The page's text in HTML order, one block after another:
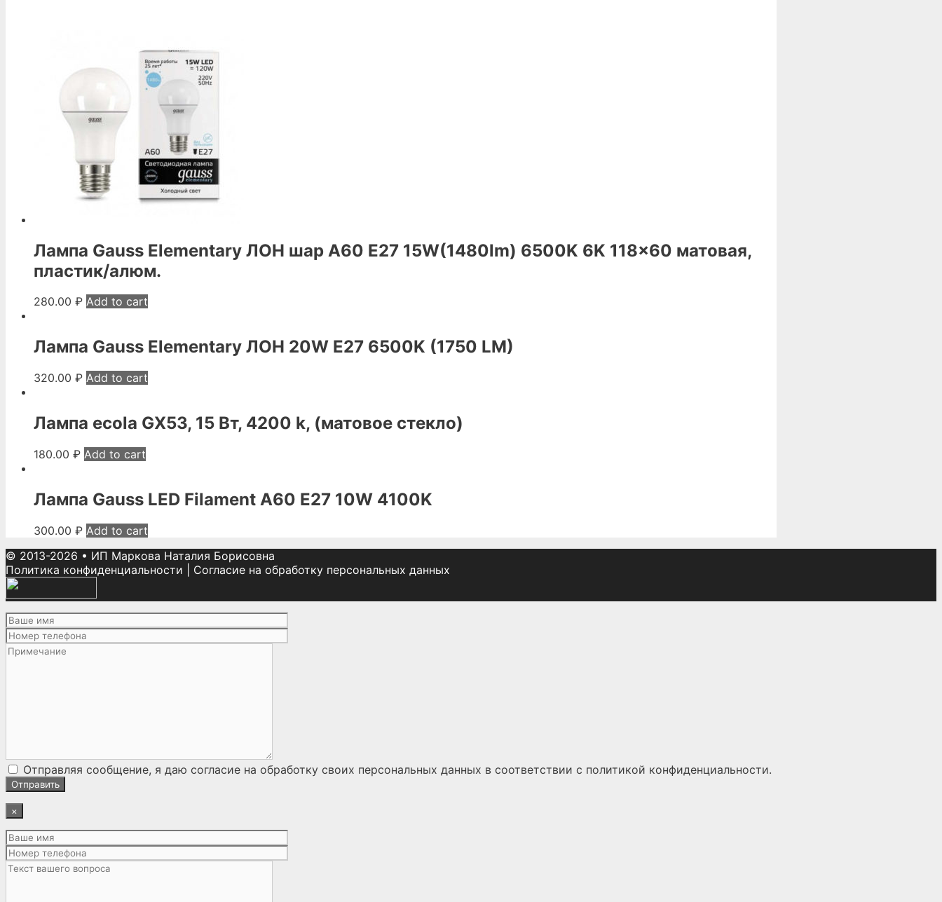
Лампа Gauss Elementary ЛОН шар A60 E27 15W(1480lm) 6500K 6K 118×60 матовая,
пластик/алюм.
280.00 ₽ Add to cart
Лампа Gauss Elementary ЛОН 20W E27 6500K (1750 LM)
320.00 ₽ Add to cart
Лампа ecola GX53, 15 Вт, 4200 k, (матовое стекло)
180.00 ₽ Add to cart
Лампа Gauss LED Filament A60 E27 10W 4100K
300.00 ₽ Add to cart
© 2013-2026 • ИП Маркова Наталия Борисовна
Политика конфиденциальности
Согласие на обработку персональных данных
Отправляя сообщение, я даю согласие на обработку своих персональных данных в соответствии с политикой конфиденциальности.
×